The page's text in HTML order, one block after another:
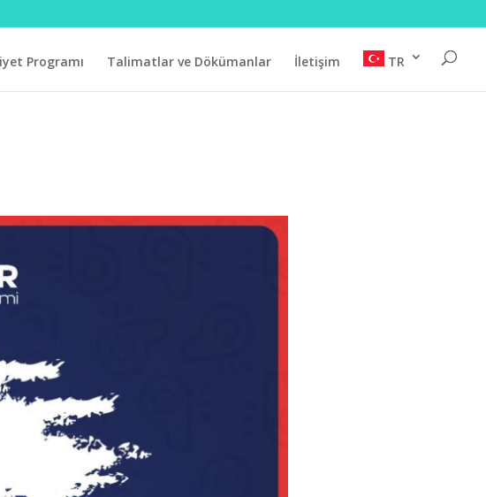
Programı Talimatlar ve Dökümanlar İletişim TR